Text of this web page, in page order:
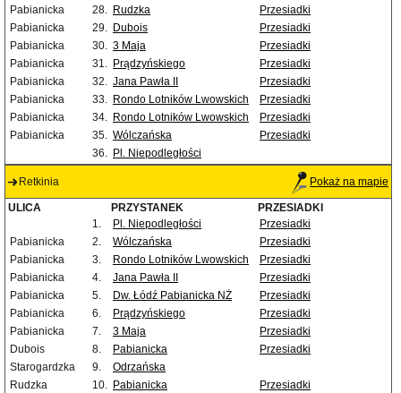
Pabianicka
28. Rudzka
Przesiadki
Pabianicka
29. Dubois
Przesiadki
Pabianicka
30. 3 Maja
Przesiadki
Pabianicka
31. Prądzyńskiego
Przesiadki
Pabianicka
32. Jana Pawła II
Przesiadki
Pabianicka
33. Rondo Lotników Lwowskich
Przesiadki
Pabianicka
34. Rondo Lotników Lwowskich
Przesiadki
Pabianicka
35. Wólczańska
Przesiadki
36. Pl. Niepodległości
Retkinia Pokaż na mapie
ULICA PRZYSTANEK
PRZESIADKI
1.
Pl. Niepodległości
Przesiadki
Pabianicka
2. Wólczańska
Przesiadki
Pabianicka
3. Rondo Lotników Lwowskich
Przesiadki
Pabianicka
4. Jana Pawła II
Przesiadki
Pabianicka
5. Dw. Łódź Pabianicka NŻ
Przesiadki
Pabianicka
6. Prądzyńskiego
Przesiadki
Pabianicka
7. 3 Maja
Przesiadki
Dubois
8. Pabianicka
Przesiadki
Starogardzka
9.
Odrzańska
Rudzka
10. Pabianicka
Przesiadki